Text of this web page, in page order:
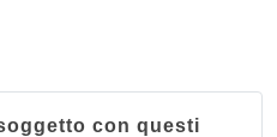
con questi